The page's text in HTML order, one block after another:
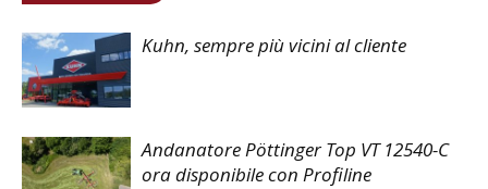
Kuhn, sempre più vicini al cliente
Andanatore Pöttinger Top VT 12540-C
ora disponibile con Profiline